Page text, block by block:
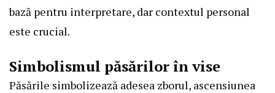
bază pentru interpretare, dar contextul personal
este crucial.
Simbolismul păsărilor în vise
Păsările simbolizează adesea zborul, ascensiunea